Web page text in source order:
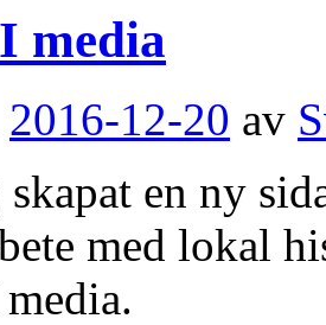
media
2016-12-20 av
en ny
med lokal